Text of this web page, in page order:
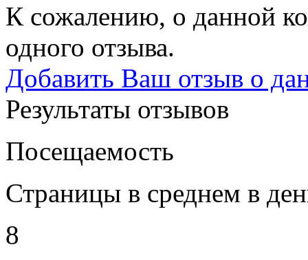
К сожалению, о данной
одного отзыва.
Добавить Ваш отзыв о
Результаты отзывов
Посещаемость
Страницы в среднем в
8